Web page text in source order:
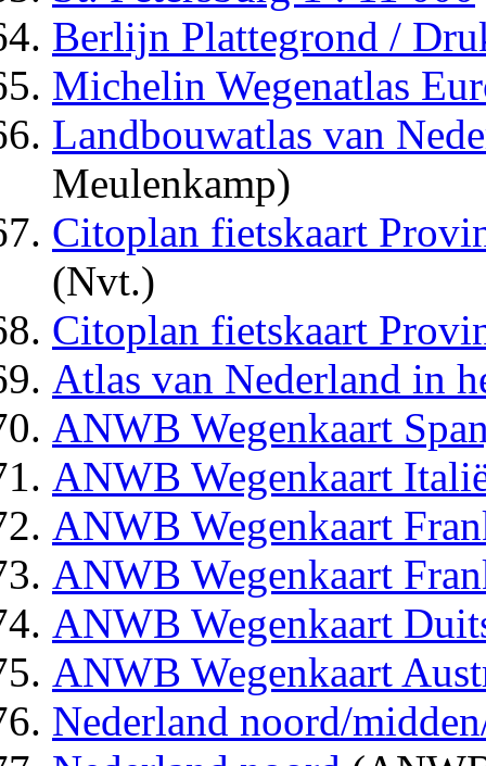
Berlijn Plattegrond /
Michelin Wegenatlas
Landbouwatlas van
Meulenkamp)
Citoplan fietskaart
(Nvt.)
Citoplan fietskaart
Atlas van Nederland in
ANWB Wegenkaart
ANWB Wegenkaart
ANWB Wegenkaart
ANWB Wegenkaart
ANWB Wegenkaart
ANWB Wegenkaart
Nederland noord/